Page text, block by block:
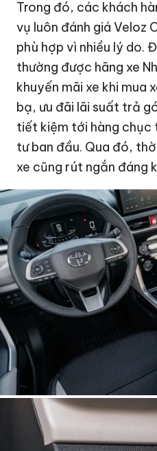
Trong đó, các khách
vụ luôn đánh giá Veloz
phù hợp vì nhiều lý do.
thường được hãng xe
khuyến mãi xe khi mua
bạ, ưu đãi lãi suất trả
tiết kiệm tới hàng chục
tư ban đầu. Qua đó,
xe cũng rút ngắn đáng